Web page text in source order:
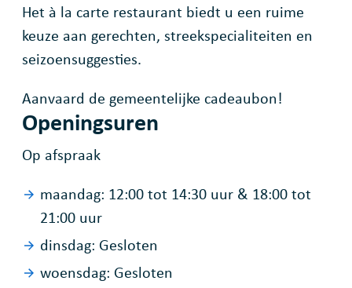
Het à la carte restaurant biedt u een ruime
keuze aan gerechten, streekspecialiteiten en
seizoensuggesties.
Aanvaard de gemeentelijke cadeaubon!
Openingsuren
Op afspraak
maandag: 12:00tot 14:30 uur & 18:00tot
21:00 uur
dinsdag: Gesloten
woensdag: Gesloten